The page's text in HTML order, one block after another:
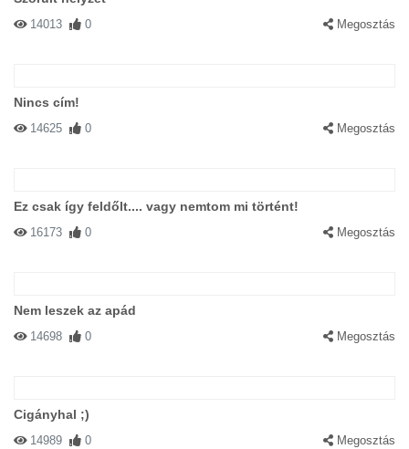
14013 0 Megosztás
Nincs cím!
14625 0 Megosztás
Ez csak így feldőlt.... vagy nemtom mi történt!
16173 0 Megosztás
Nem leszek az apád
14698 0 Megosztás
Cigányhal ;)
14989 0 Megosztás